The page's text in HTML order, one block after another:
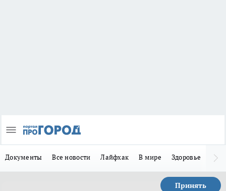
Документы Все новости Лайфхак В мире Здоровье
Принять